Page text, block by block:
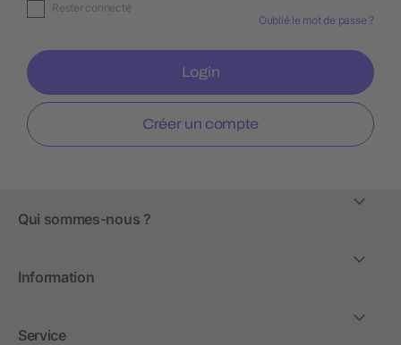
Rester connecté
Oublié le mot de passe ?
Login
Créer un compte
Qui sommes-nous ?
Information
Service